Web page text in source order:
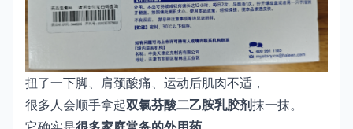
扭了一下脚、肩颈酸痛、运动后肌肉不适，
很多人会顺手拿起双氯芬酸二乙胺乳胶剂抹一抹。